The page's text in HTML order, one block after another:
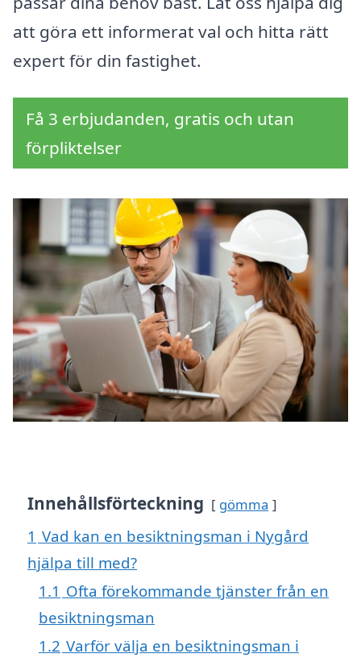
att göra ett informerat val och hitta rätt
expert för din fastighet.
Få 3 erbjudanden, gratis och utan
förpliktelser
Innehållsförteckning gömma
1 Vad kan en besiktningsman i Nygård
hjälpa till med?
1.1 Ofta förekommande tjänster från en
besiktningsman
1.2 Varför välja en besiktningsman i